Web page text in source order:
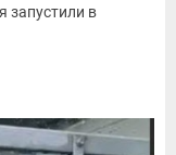
запустили в